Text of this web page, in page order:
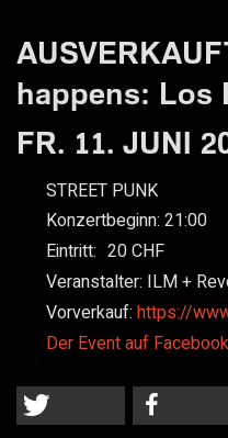
happens: Los
FR. 11. JUNI
STREET PUNK
Konzertbeginn: 21:00
Eintritt: 20
Veranstalter: ILM +
Vorverkauf: https://
Der Event auf Facebook